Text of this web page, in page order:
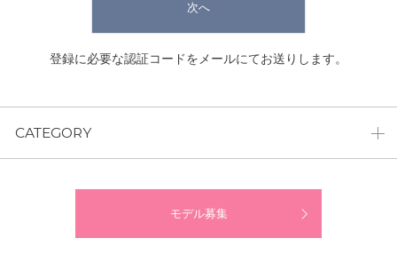
次へ
登録に必要な認証コードをメールにてお送りします。
CATEGORY
モデル募集